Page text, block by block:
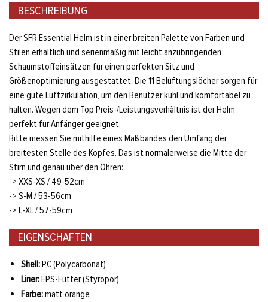
BESCHREIBUNG
Der SFR Essential Helm ist in einer breiten Palette von Farben und
Stilen erhältlich und serienmäßig mit leicht anzubringenden
Schaumstoffeinsätzen für einen perfekten Sitz und
Größenoptimierung ausgestattet. Die 11 Belüftungslöcher sorgen für
eine gute Luftzirkulation, um den Benutzer kühl und komfortabel zu
halten. Wegen dem Top Preis-/Leistungsverhältnis ist der Helm
perfekt für Anfänger geeignet.
Bitte messen Sie mithilfe eines Maßbandes den Umfang der
breitesten Stelle des Kopfes. Das ist normalerweise die Mitte der
Stirn und genau über den Ohren:
-> XXS-XS / 49-52cm
-> S-M / 53-56cm
-> L-XL / 57-59cm
EIGENSCHAFTEN
Shell:PC (Polycarbonat)
Liner:EPS-Futter (Styropor)
Farbe:matt orange